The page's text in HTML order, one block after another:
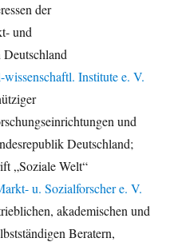
der
und
Deutschland
Institute e. V.
und
Deutschland;
„Soziale Welt“
u. Sozialforscher e. V.
akademischen und
Beratern,